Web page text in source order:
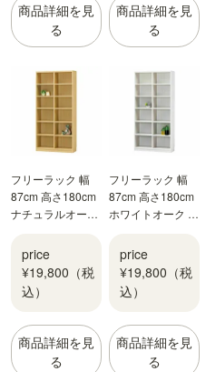
商品詳細を見
る
商品詳細を見
る
フリーラック 幅
87cm 高さ180cm
ナチュラルオーク
本棚 シェルフ タ
ナリオ TNL-
1887NA
price
¥19,800（税
込）
商品詳細を見
る
フリーラック 幅
87cm 高さ180cm
ホワイトオーク 大
棚 シェルフ タナ
リオ TNL-
1887WH
price
¥19,800（税
込）
商品詳細を見
る